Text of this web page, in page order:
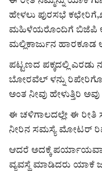
ಪತ್ರಕರ್ತರ ಪರಿಚಯ
ಸಂಪಾದಕೀಯ
ಕವನ
Digital Subscription
ಹೇಳಲು ಪುರಸಭೆ
ಮಹಿಳೆಯರೊಂದಿಗೆ ಬಿಜೆಪಿ
ಮಲ್ಲಿಕಾರ್ಜುನ ಹಾರಕೂಡ
ಪಟ್ಟಣದ ಪಕ್ಕದಲ್ಲಿ ಎರಡು
ಬೋರವೆಲ್ ಳನ್ನು
ಅಂತ ನೀವು ಹೇಳುತ್ತಿರಿ
ಈ ಚಳಿಗಾಲದಲ್ಲೇ ಈ ರೀತಿ
ನೀರಿನ ಸಮಸ್ಯೆ ಮೋಟರ್
ಆದರೆ ಅದಕ್ಕೆ
ವ್ಯವಸ್ಥೆ ಮಾಡಿದರು ಯಾಕೆ